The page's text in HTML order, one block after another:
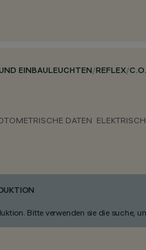
EINBAULEUCHTEN/REFLEX/
DATEN
Bitte verwenden sie die suche,